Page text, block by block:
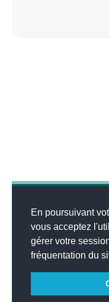
En poursuivant
vous acceptez
gérer votre
fréquentation du
© 2026